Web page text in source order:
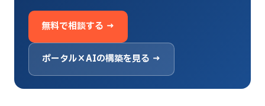
無料で相談する →
ポータル×AIの構築を見る →